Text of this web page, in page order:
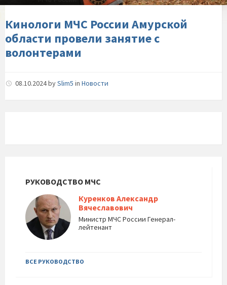
занятие-
с-
волонтерами
Кинологи МЧС России Амурской
области провели занятие с
волонтерами
08.10.2024bySlim5 in Новости
РУКОВОДСТВО МЧС
Куренков Александр
Вячеславович
Министр МЧС России Генерал-
лейтенант
ВСЕ РУКОВОДСТВО